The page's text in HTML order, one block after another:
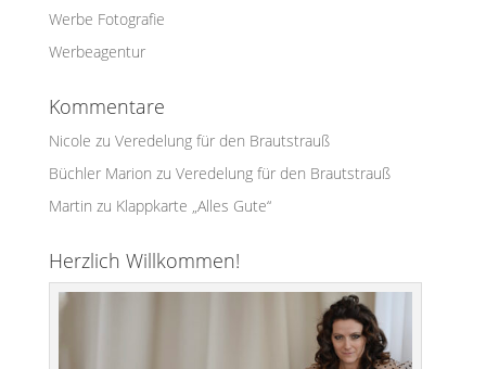
Werbe Fotografie
Werbeagentur
Kommentare
Nicole zu Veredelung für den Brautstrauß
Büchler Marion zu Veredelung für den Brautstrauß
Martin zu Klappkarte „Alles Gute“
Herzlich Willkommen!